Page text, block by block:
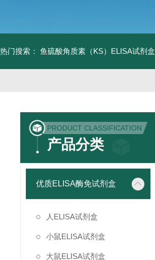
热门搜索： 鱼硫酸角质素（KS）ELISA试剂盒
PRODUCT CLASSIFICATION
产品分类
优质ELISA酶免试剂盒
人ELISA试剂盒
小鼠ELISA试剂盒
大鼠ELISA试剂盒